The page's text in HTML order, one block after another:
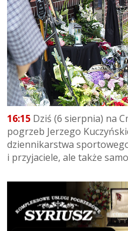
16:15 Dziś (6 sierpnia) na
pogrzeb Jerzego
dziennikarstwa
i przyjaciele, ale także